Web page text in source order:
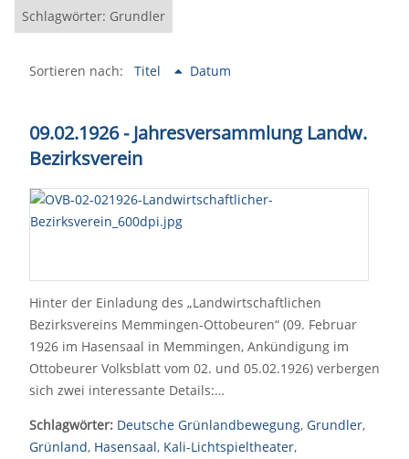
Schlagwörter: Grundler
Sortieren nach: Titel Datum
09.02.1926 - Jahresversammlung Landw.
Bezirksverein
Hinter der Einladung des „Landwirtschaftlichen
Bezirksvereins Memmingen-Ottobeuren“ (09. Februar
1926 im Hasensaal in Memmingen, Ankündigung im
Ottobeurer Volksblatt vom 02. und 05.02.1926) verbergen
sich zwei interessante Details:…
Schlagwörter: Deutsche Grünlandbewegung, Grundler,
Grünland, Hasensaal, Kali-Lichtspieltheater,